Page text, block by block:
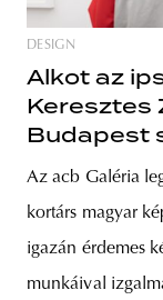
DESIGN
Alkot az
Keresztes
Budapest
Az acb Galéria
kortárs magyar
igazán érdemes
munkáival